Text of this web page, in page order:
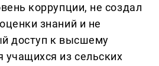
коррупции, не создал
знаний и не
доступ к высшему
из сельских